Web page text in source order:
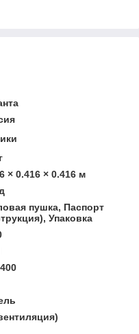
× 0.416 × 0.416 м
пушка, Паспорт
Упаковка